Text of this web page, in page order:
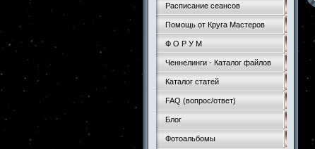
Расписание сеансов
Помощь от Круга Мастеров
Ф О Р У М
Ченнелинги - Каталог файлов
Каталог статей
FAQ (вопрос/ответ)
Блог
Фотоальбомы